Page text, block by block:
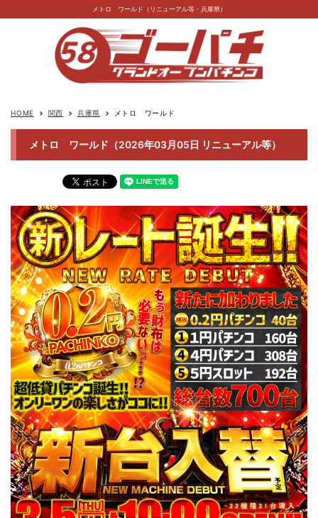
メトロ ワールド（リニューアル等・兵庫県）
HOME keyboard_arrow_right 関西 keyboard_arrow_right 兵庫県 keyboard_arrow_right メトロ ワールド
メトロ ワールド（2026年03月05日 リニューアル等）